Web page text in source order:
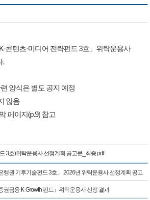
콘텐츠·미디어 전략펀드 3호」위탁운용사
.
양식은 별도 공지 예정
않음
페이지(p.9) 참고
3호)위탁운용사 선정계획 공고문_최종.pdf
행권 기후기술펀드 3호」 2026년 위탁운용사 선정계획 공고
권금융 K-Growth 펀드」위탁운용사 선정 결과